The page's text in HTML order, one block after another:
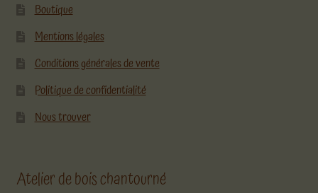
Boutique
Mentions légales
Conditions générales de vente
Politique de confidentialité
Nous trouver
Atelier de bois chantourné